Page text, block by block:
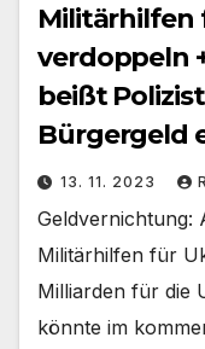
Militärhilfen
verdoppeln
beißt
Bürgergeld
13. 11. 2023
Geldvernichtung:
Militärhilfen für
Milliarden für die
könnte im